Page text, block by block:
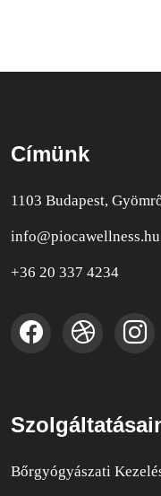
Címünk
1103 Budapest,
info@piocawellness.hu
+36 20 337 4234
Bőrgyógyászati